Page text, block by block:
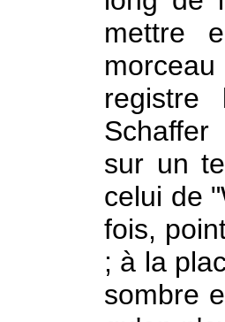
mettre
sur un
celui de
fois,
; à la
sombre